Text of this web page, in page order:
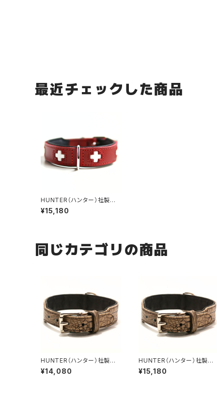
最近チェックした商品
HUNTER（ハンター）社製
犬用スイス首輪50サイズ・レ
ッド 50サイズ
¥15,180
同じカテゴリの商品
HUNTER（ハンター）社製
犬用クロコダイルレザー首
輪 55サイズ
¥14,080
HUNTER（ハンター）社製
犬用クロコダイルレザー首
輪 60サイズ
¥15,180